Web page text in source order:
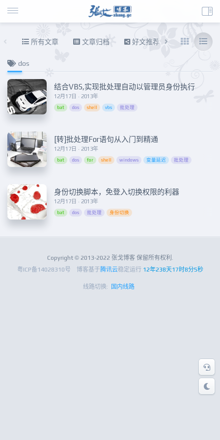
所有文章 文章归档 好文推荐 东拉西扯
dos
12月17日 · 2013年
结合VBS,实现批处理自动以管理员身份执行
bat dos shell vbs 批处理
12月17日 · 2013年
[转]批处理For语句从入门到精通
bat dos for shell windows 变量延迟 批处理
12月17日 · 2013年
身份切换脚本，免登入切换权限的利器
bat dos 批处理 身份切换
Copyright © 2013-2022 张戈博客 保留所有权利.
粤ICP备14028310号
博客基于腾讯云稳定运行 12年238天17时8分5秒
线路切换: 国内线路